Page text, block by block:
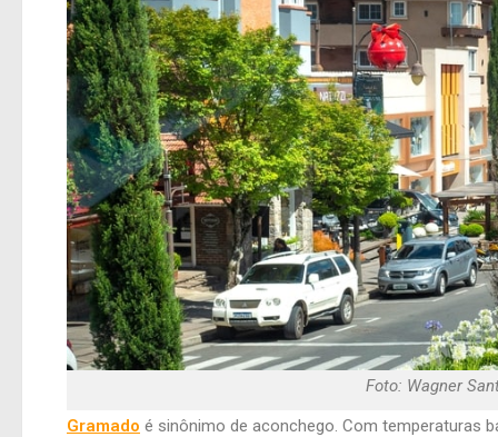
Foto: Wagner
Gramado é sinônimo de aconchego. Com temperaturas